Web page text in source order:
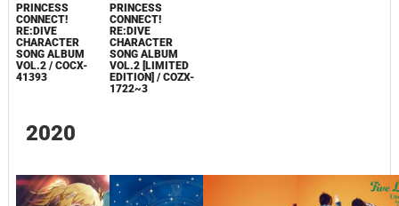
PRINCESS
CONNECT!
RE:DIVE
CHARACTER
SONG ALBUM
VOL.2 / COCX-
41393
PRINCESS
CONNECT!
RE:DIVE
CHARACTER
SONG ALBUM
VOL.2 [LIMITED
EDITION] / COZX-
1722~3
2020